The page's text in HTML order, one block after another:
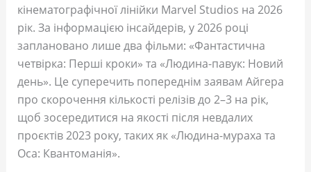
кінематографічної лінійки Marvel Studios на 2026
рік. За інформацією інсайдерів, у 2026 році
заплановано лише два фільми: «Фантастична
четвірка: Перші кроки» та «Людина-павук: Новий
день». Це суперечить попереднім заявам Айгера
про скорочення кількості релізів до 2–3 на рік,
щоб зосередитися на якості після невдалих
проєктів 2023 року, таких як «Людина-мураха та
Оса: Квантоманія».